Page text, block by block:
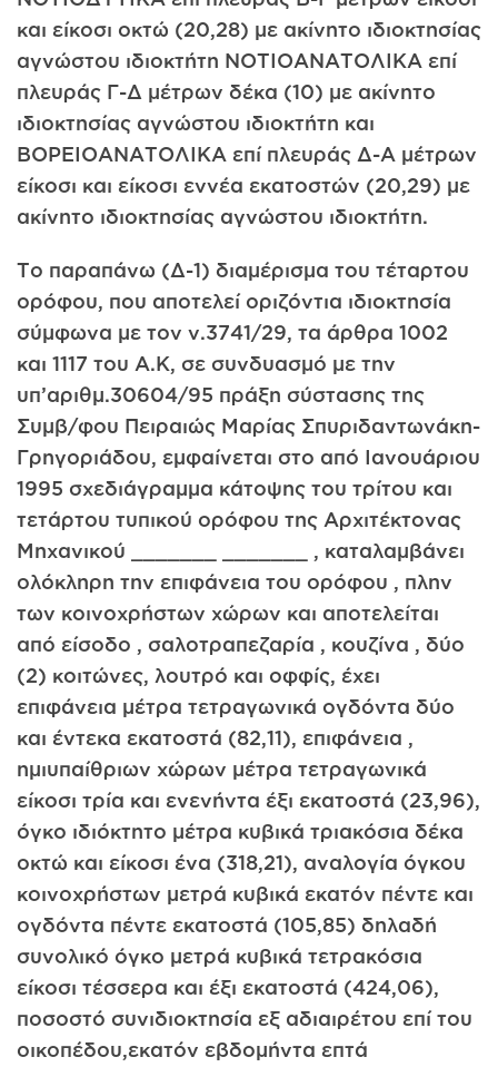
και είκοσι οκτώ (20,28) με ακίνητο ιδιοκτησίας
αγνώστου ιδιοκτήτη ΝΟΤΙΟΑΝΑΤΟΛΙΚΑ επί
πλευράς Γ-Δ μέτρων δέκα (10) με ακίνητο
ιδιοκτησίας αγνώστου ιδιοκτήτη και
ΒΟΡΕΙΟΑΝΑΤΟΛΙΚΑ επί πλευράς Δ-Α μέτρων
είκοσι και είκοσι εννέα εκατοστών (20,29) με
ακίνητο ιδιοκτησίας αγνώστου ιδιοκτήτη.
Το παραπάνω (Δ-1) διαμέρισμα του τέταρτου
ορόφου, που αποτελεί οριζόντια ιδιοκτησία
σύμφωνα με τον ν.3741/29, τα άρθρα 1002
και 1117 του Α.Κ, σε συνδυασμό με την
υπ’αριθμ.30604/95 πράξη σύστασης της
Συμβ/φου Πειραιώς Μαρίας Σπυριδαντωνάκη-
Γρηγοριάδου, εμφαίνεται στο από Ιανουάριου
1995 σχεδιάγραμμα κάτοψης του τρίτου και
τετάρτου τυπικού ορόφου της Αρχιτέκτονας
Μηχανικού _______ _______ , καταλαμβάνει
ολόκληρη την επιφάνεια του ορόφου , πλην
των κοινοχρήστων χώρων και αποτελείται
από είσοδο , σαλοτραπεζαρία , κουζίνα , δύο
(2) κοιτώνες, λουτρό και οφφίς, έχει
επιφάνεια μέτρα τετραγωνικά ογδόντα δύο
και έντεκα εκατοστά (82,11), επιφάνεια ,
ημιυπαίθριων χώρων μέτρα τετραγωνικά
είκοσι τρία και ενενήντα έξι εκατοστά (23,96),
όγκο ιδιόκτητο μέτρα κυβικά τριακόσια δέκα
οκτώ και είκοσι ένα (318,21), αναλογία όγκου
κοινοχρήστων μετρά κυβικά εκατόν πέντε και
ογδόντα πέντε εκατοστά (105,85) δηλαδή
συνολικό όγκο μετρά κυβικά τετρακόσια
είκοσι τέσσερα και έξι εκατοστά (424,06),
ποσοστό συνιδιοκτησία εξ αδιαιρέτου επί του
οικοπέδου,εκατόν εβδομήντα επτά